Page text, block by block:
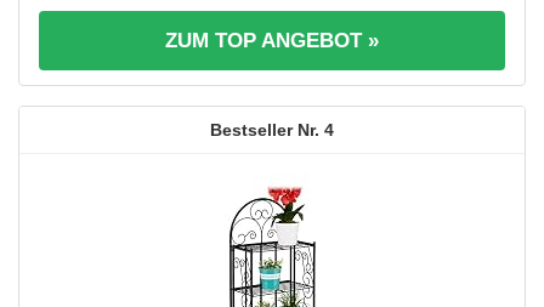
ZUM TOP ANGEBOT »
4